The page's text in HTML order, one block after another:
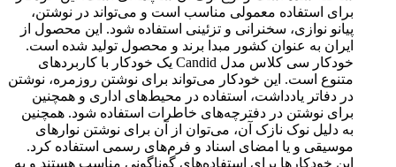
برای استفاده معمولی مناسب است و می‌تواند در نوشتن،
پیانو نوازی، سخنرانی و تزئینی استفاده شود. این محصول از
ایران به عنوان کشور مبدا برند و محصول تولید شده است.
خودکار سی کلاس مدل Candid یک خودکار با کاربردهای
متنوع است. این خودکار می‌تواند برای نوشتن روزمره، نوشتن
در دفاتر یادداشت، استفاده در محیط‌های اداری و همچنین
برای نوشتن در دفترچه‌های خاطرات استفاده شود. همچنین
به دلیل نوک نازک آن، می‌توان از آن برای نوشتن نوارهای
موسیقی و یا امضای اسناد و فرم‌های رسمی استفاده کرد.
این خودکارها برای استفاده‌های گوناگونی مناسب هستند و به